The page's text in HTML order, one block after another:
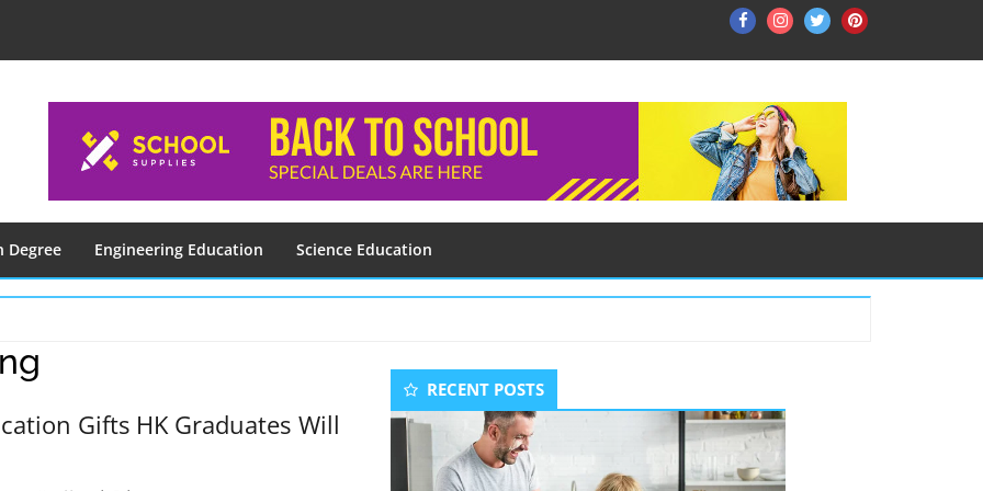
FacebookInstagram
TwitterPinterest
Degree Engineering Education Science Education
Gifts HK Graduates Will
Secondary
Sidebar
RECENT POSTS